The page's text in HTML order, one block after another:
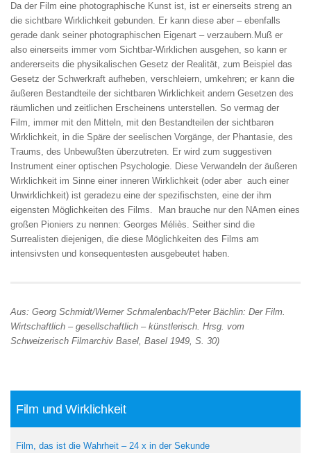
Da der Film eine photographische Kunst ist, ist er einerseits streng an
die sichtbare Wirklichkeit gebunden. Er kann diese aber – ebenfalls
gerade dank seiner photographischen Eigenart – verzaubern.Muß er
also einerseits immer vom Sichtbar-Wirklichen ausgehen, so kann er
andererseits die physikalischen Gesetz der Realität, zum Beispiel das
Gesetz der Schwerkraft aufheben, verschleiern, umkehren; er kann die
äußeren Bestandteile der sichtbaren Wirklichkeit andern Gesetzen des
räumlichen und zeitlichen Erscheinens unterstellen. So vermag der
Film, immer mit den Mitteln, mit den Bestandteilen der sichtbaren
Wirklichkeit, in die Späre der seelischen Vorgänge, der Phantasie, des
Traums, des Unbewußten überzutreten. Er wird zum suggestiven
Instrument einer optischen Psychologie. Diese Verwandeln der äußeren
Wirklichkeit im Sinne einer inneren Wirklichkeit (oder aber auch einer
Unwirklichkeit) ist geradezu eine der spezifischsten, eine der ihm
eigensten Möglichkeiten des Films. Man brauche nur den NAmen eines
großen Pioniers zu nennen: Georges Méliès. Seither sind die
Surrealisten diejenigen, die diese Möglichkeiten des Films am
intensivsten und konsequentesten ausgebeutet haben.
Aus: Georg Schmidt/Werner Schmalenbach/Peter Bächlin: Der Film.
Wirtschaftlich – gesellschaftlich – künstlerisch. Hrsg. vom
Schweizerisch Filmarchiv Basel, Basel 1949, S. 30)
Film und Wirklichkeit
Film, das ist die Wahrheit – 24 x in der Sekunde